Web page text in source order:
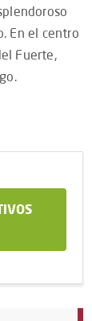
En el centro
Fuerte,